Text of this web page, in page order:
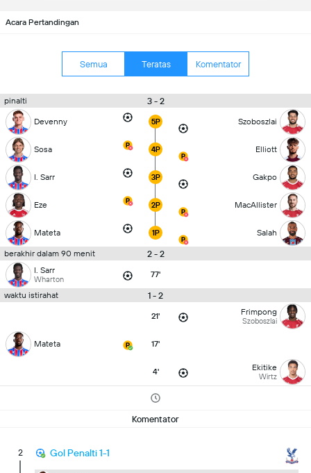
Acara Pertandingan
Semua Teratas Komentator
pinalti 3 - 2
Devenny 5P Szoboszlai
Sosa 4P Elliott
I. Sarr 3P Gakpo
Eze 2P MacAllister
Mateta 1P Salah
berakhir dalam 90 menit 2 - 2
I. Sarr
Wharton 77'
waktu istirahat 1 - 2
21' Frimpong
Szoboszlai
Mateta 17'
4' Ekitike
Wirtz
Komentator
2 Gol Penalti 1-1